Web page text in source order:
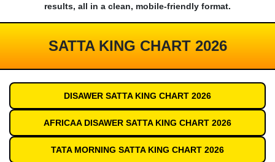
results, all in a clean, mobile-friendly format.
SATTA KING CHART 2026
DISAWER SATTA KING CHART 2026
AFRICAA DISAWER SATTA KING CHART 2026
TATA MORNING SATTA KING CHART 2026